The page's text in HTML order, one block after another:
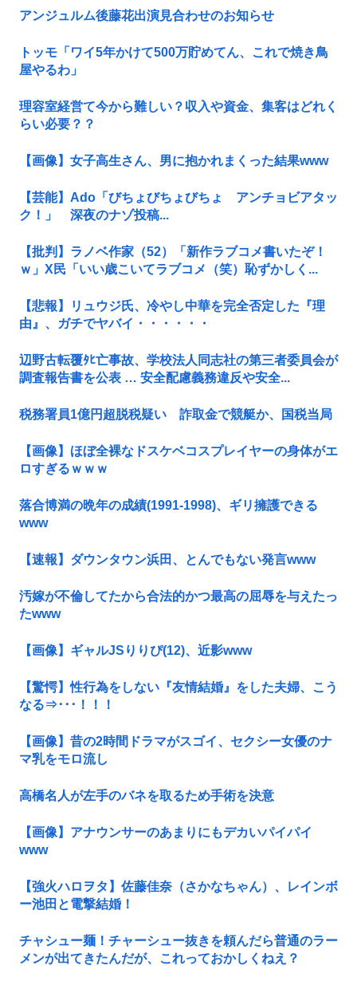
アンジュルム後藤花出演見合わせのお知らせ
トッモ「ワイ5年かけて500万貯めてん、これで焼き鳥
屋やるわ」
理容室経営て今から難しい？収入や資金、集客はどれく
らい必要？？
【画像】女子高生さん、男に抱かれまくった結果www
【芸能】Ado「びちょびちょびちょ アンチョビアタッ
ク！」 深夜のナゾ投稿...
【批判】ラノベ作家（52）「新作ラブコメ書いたぞ！
ｗ」X民「いい歳こいてラブコメ（笑）恥ずかしく...
【悲報】リュウジ氏、冷やし中華を完全否定した『理
由』、ガチでヤバイ・・・・・・
辺野古転覆ﾀﾋ亡事故、学校法人同志社の第三者委員会が
調査報告書を公表 … 安全配慮義務違反や安全...
税務署員1億円超脱税疑い 詐取金で競艇か、国税当局
【画像】ほぼ全裸なドスケベコスプレイヤーの身体がエ
ロすぎるｗｗｗ
落合博満の晩年の成績(1991-1998)、ギリ擁護できる
www
【速報】ダウンタウン浜田、とんでもない発言www
汚嫁が不倫してたから合法的かつ最高の屈辱を与えたっ
たwww
【画像】ギャルJSりりぴ(12)、近影www
【驚愕】性行為をしない『友情結婚』をした夫婦、こう
なる⇒･･･！！！
【画像】昔の2時間ドラマがスゴイ、セクシー女優のナ
マ乳をモロ流し
高橋名人が左手のバネを取るため手術を決意
【画像】アナウンサーのあまりにもデカいパイパイ
www
【強火ハロヲタ】佐藤佳奈（さかなちゃん）、レインボ
ー池田と電撃結婚！
チャシュー麺！チャーシュー抜きを頼んだら普通のラー
メンが出てきたんだが、これっておかしくねえ？